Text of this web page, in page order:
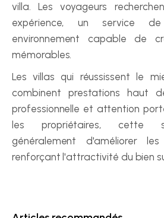
villa. Les voyageurs
expérience, un service
environnement capable de
mémorables.
Les villas qui réussissent le
combinent prestations haut
professionnelle et attention
les propriétaires, cette
généralement d'améliorer
renforçant l'attractivité du bien